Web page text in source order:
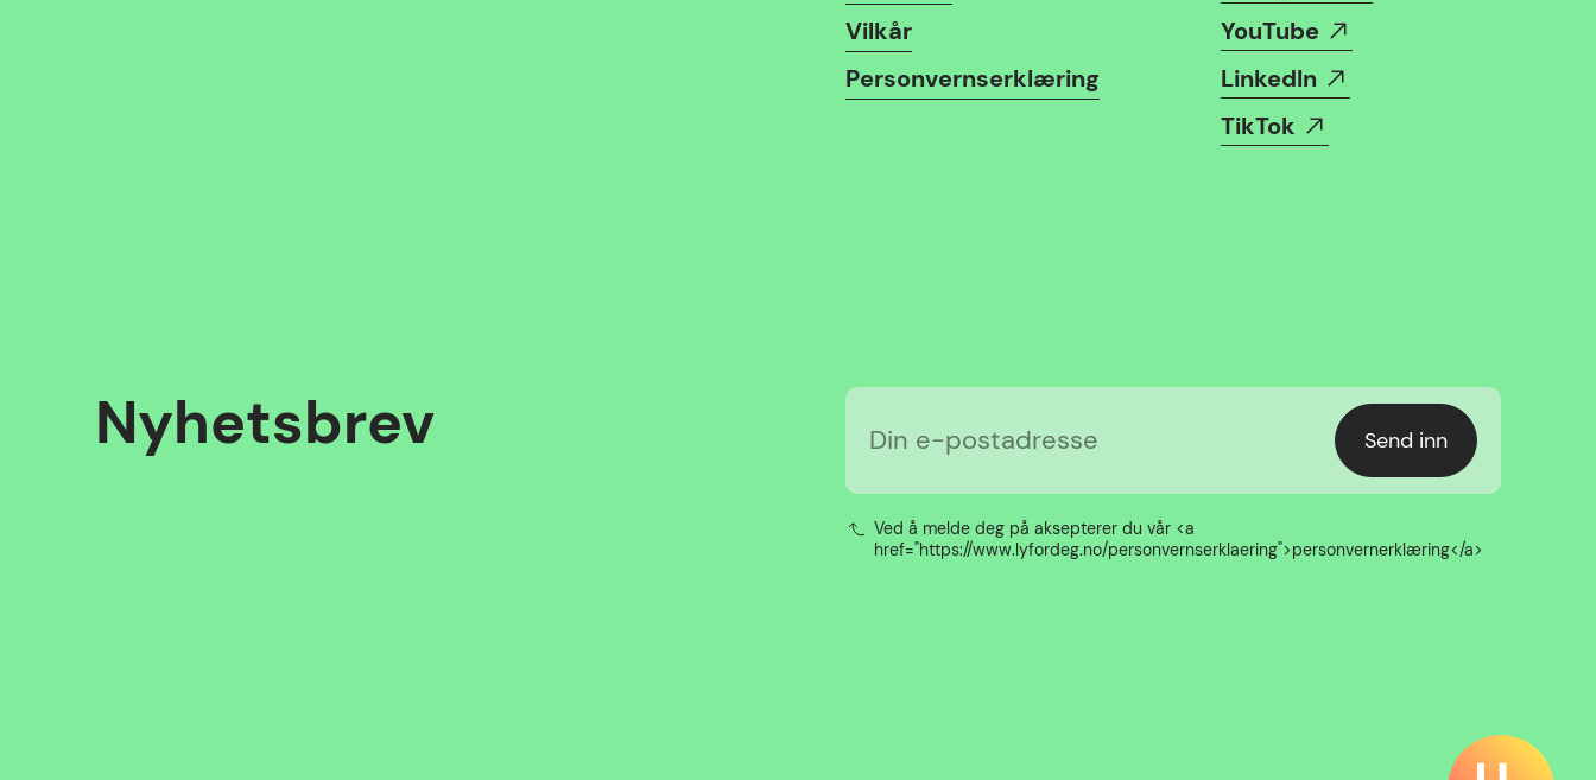
Vilkår
Personvernserklæring
YouTube
LinkedIn
TikTok
Nyhetsbrev Din e-postadresse Send inn
Ved å melde deg på aksepterer du vår <a
href="https://www.lyfordeg.no/personvernserklaering">personvernerklæring</a>